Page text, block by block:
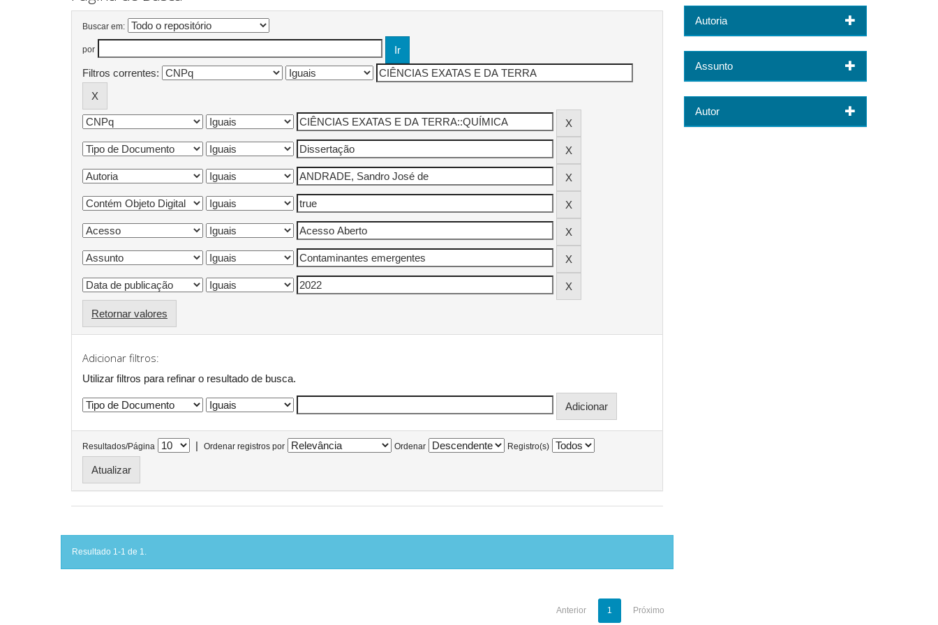
Buscar em:
por
Filtros correntes:
Retornar valores
Adicionar filtros:
Utilizar filtros para refinar o resultado de busca.
Resultados/Página | Ordenar registros por Ordenar Registro(s)
Resultado 1-1 de 1.
Anterior 1 Próximo
Autoria
Assunto
Autor